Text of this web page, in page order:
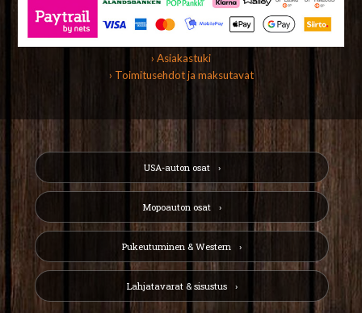
› Asiakastuki
› Toimitusehdot ja maksutavat
USA-auton osat
Mopoauton osat
Pukeutuminen & Western
Lahjatavarat & sisustus